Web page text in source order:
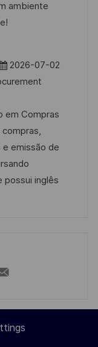
ambiente
2026-07-02
em Compras
emissão de
possui inglês
via